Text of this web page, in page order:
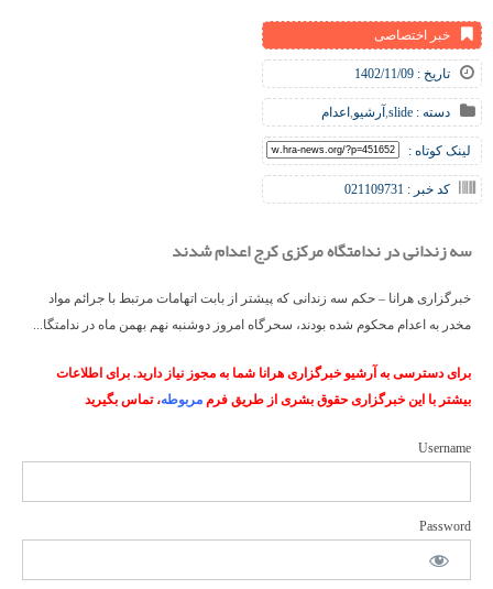
خبر اختصاصی
تاریخ : 1402/11/09
دسته : slide
,آرشیو,اعدام
لینک کوتاه :
کد خبر : 021109731
سه زندانی در ندامتگاه مرکزی کرج اعدام شدند
خبرگزاری هرانا – حکم سه زندانی که پیشتر از بابت اتهامات مرتبط با جرائم مواد
مخدر به اعدام محکوم شده بودند، سحرگاه امروز دوشنبه نهم بهمن ماه در ندامتگا...
برای دسترسی به آرشیو خبرگزاری هرانا شما به مجوز نیاز دارید. برای اطلاعات
بیشتر با این خبرگزاری حقوق بشری از طریق فرم مربوطه، تماس بگیرید
Username
Password